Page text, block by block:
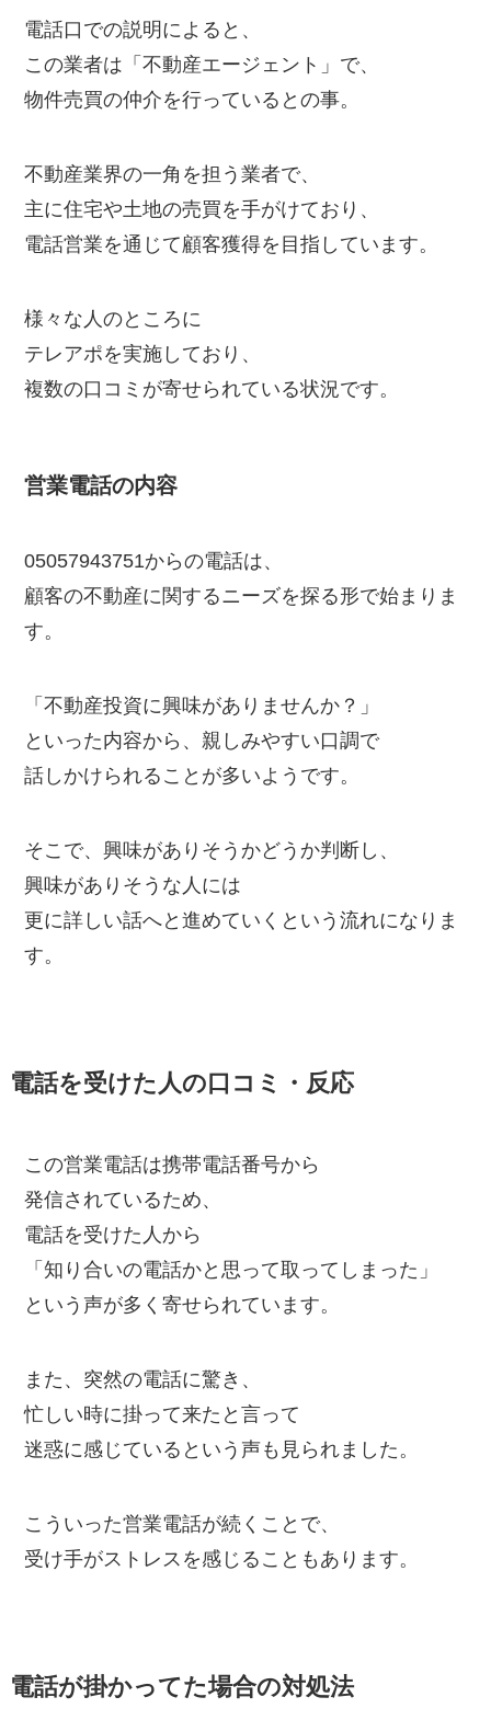
電話口での説明によると、
この業者は「不動産エージェント」で、
物件売買の仲介を行っているとの事。
不動産業界の一角を担う業者で、
主に住宅や土地の売買を手がけており、
電話営業を通じて顧客獲得を目指しています。
様々な人のところに
テレアポを実施しており、
複数の口コミが寄せられている状況です。
営業電話の内容
05057943751からの電話は、
顧客の不動産に関するニーズを探る形で始まりま
す。
「不動産投資に興味がありませんか？」
といった内容から、親しみやすい口調で
話しかけられることが多いようです。
そこで、興味がありそうかどうか判断し、
興味がありそうな人には
更に詳しい話へと進めていくという流れになりま
す。
電話を受けた人の口コミ・反応
この営業電話は携帯電話番号から
発信されているため、
電話を受けた人から
「知り合いの電話かと思って取ってしまった」
という声が多く寄せられています。
また、突然の電話に驚き、
忙しい時に掛って来たと言って
迷惑に感じているという声も見られました。
こういった営業電話が続くことで、
受け手がストレスを感じることもあります。
電話が掛かってた場合の対処法